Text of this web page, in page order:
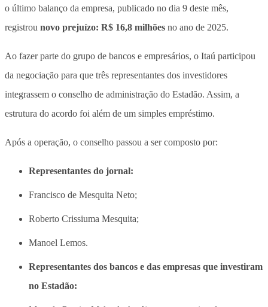
o último balanço da empresa, publicado no dia 9 deste mês,
registrou novo prejuízo: R$ 16,8 milhões no ano de 2025.
Ao fazer parte do grupo de bancos e empresários, o Itaú participou
da negociação para que três representantes dos investidores
integrassem o conselho de administração do Estadão. Assim, a
estrutura do acordo foi além de um simples empréstimo.
Após a operação, o conselho passou a ser composto por:
Representantes do jornal:
Francisco de Mesquita Neto;
Roberto Crissiuma Mesquita;
Manoel Lemos.
Representantes dos bancos e das empresas que investiram
no Estadão: